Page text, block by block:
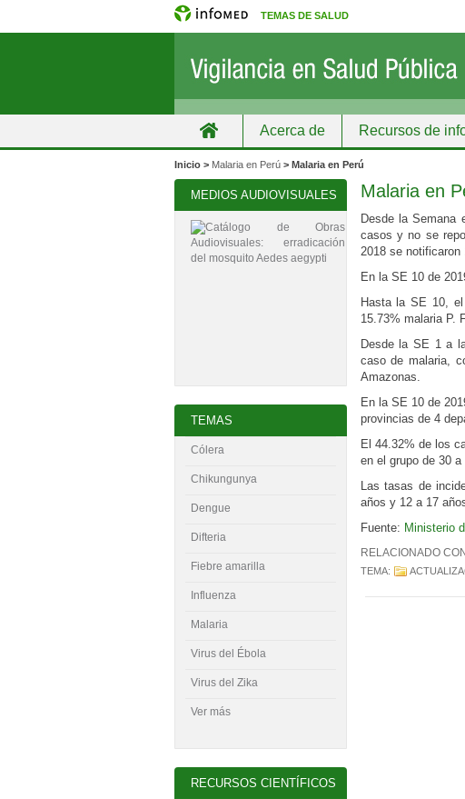
TEMAS DE SALUD
Acerca de Recursos de
Grupos Recursos de información
Inicio > Malaria en Perú > Malaria en Perú
Malaria en
Desde la Semana
casos y no se
2018 se
En la SE 10 de
Hasta la SE 10,
15.73% malaria P.
Desde la SE 1 a
caso de malaria,
Amazonas.
En la SE 10 de
provincias de 4
El 44.32% de los
en el grupo de 30
Las tasas de
años y 12 a 17
Fuente: Ministerio
RELACIONADO
TEMA:
MEDIOS AUDIOVISUALES
TEMAS
Cólera
Chikungunya
Dengue
Difteria
Fiebre amarilla
Influenza
Malaria
Virus del Ébola
Virus del Zika
Ver más
RECURSOS CIENTÍFICOS